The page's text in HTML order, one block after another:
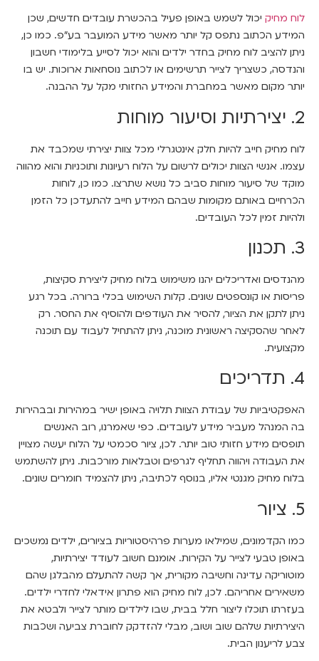
לוח מחיק יכול לשמש באופן פעיל בהכשרת עובדים חדשים, שכן
המידע הכתוב נתפס קל יותר מאשר מידע המועבר בע”פ. כמו כן,
ניתן להציב לוח מחיק בחדר ילדים והוא יכול לסייע בלימודי חשבון
והנדסה, כשצריך לצייר תרשימים או לכתוב נוסחאות ארוכות. יש בו
יותר מקום מאשר במחברת והמידע החזותי מקל על ההבנה.
2. יצירתיות וסיעור מוחות
לוח מחיק חייב להיות חלק אינטגרלי מכל צוות יצירתי שמכבד את
עצמו. אנשי הצוות יכולים לרשום על הלוח רעיונות ותוכניות והוא מהווה
מוקד של סיעור מוחות סביב כל נושא שתרצו. כמו כן, לוחות
הכרחיים באותם מקומות שבהם המידע חייב להתעדכן כל הזמן
ולהיות זמין לכל העובדים.
3. תכנון
מהנדסים ואדריכלים יהנו משימוש בלוח מחיק ליצירת סקיצות,
פריסות או קונספטים שונים. קלות השימוש בכלי ברורה. בכל רגע
ניתן לתקן את הציור, להסיר את העודפים ולהוסיף את החסר. רק
לאחר שהסקיצה ראשונית מוכנה, ניתן להתחיל לעבוד עם תוכנה
מקצועית.
4. תדריכים
האפקטיביות של עבודת הצוות תלויה באופן ישיר במהירות ובבהירות
בה המנהל מעביר מידע לעובדים. כפי שאמרנו, רוב האנשים
תופסים מידע חזותי טוב יותר. לכן, ציור סכמטי על הלוח יעשה מצויין
את העבודה ויהווה תחליף לגרפים וטבלאות מורכבות. ניתן להשתמש
בלוח מחיק מגנטי אליו, בנוסף לכתיבה, ניתן להצמיד חומרים שונים.
5. ציור
כמו הקדמונים, שמילאו מערות פרהיסטוריות בציורים, ילדים נמשכים
באופן טבעי לצייר על הקירות. אומנם חשוב לעודד יצירתיות,
מוטוריקה עדינה וחשיבה מקורית, אך קשה להתעלם מהבלגן שהם
משאירים אחריהם. לכן, לוח מחיק הוא פתרון אידאלי לחדרי ילדים.
בעזרתו תוכלו ליצור חלל בבית, שבו לילדים מותר לצייר ולבטא את
היצירתיות שלהם שוב ושוב, מבלי להזדקק לחוברת צביעה ושכבות
צבע לריענון הבית.